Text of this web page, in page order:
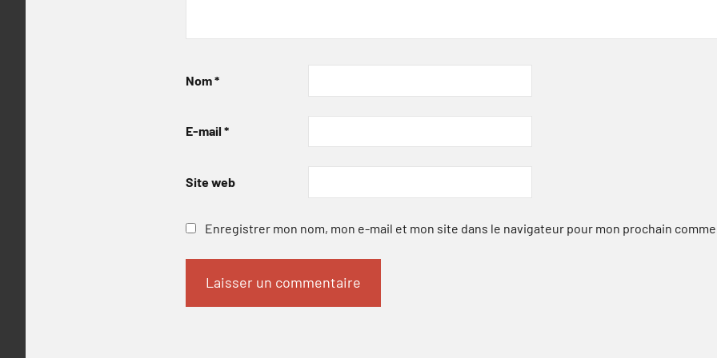
Nom*
E-mail *
Site web
Enregistrer mon nom, mon e-mail et mon site dans le navigateur pour mon prochain